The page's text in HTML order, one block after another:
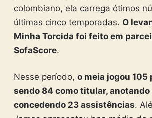
colombiano, ela carrega ótimos
últimas cinco temporadas. O
Minha Torcida foi feito em
SofaScore.
Nesse período, o meia jogou 105
sendo 84 como titular, anotando
concedendo 23 assistências.